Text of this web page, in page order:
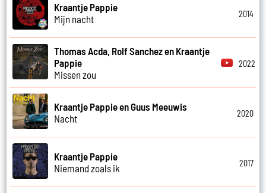
Kraantje Pappie
Mijn nacht
2014
Thomas Acda, Rolf Sanchez en Kraantje
Pappie
Missen zou
2022
Kraantje Pappie en Guus Meeuwis
Nacht
2020
Kraantje Pappie
Niemand zoals ik
2017